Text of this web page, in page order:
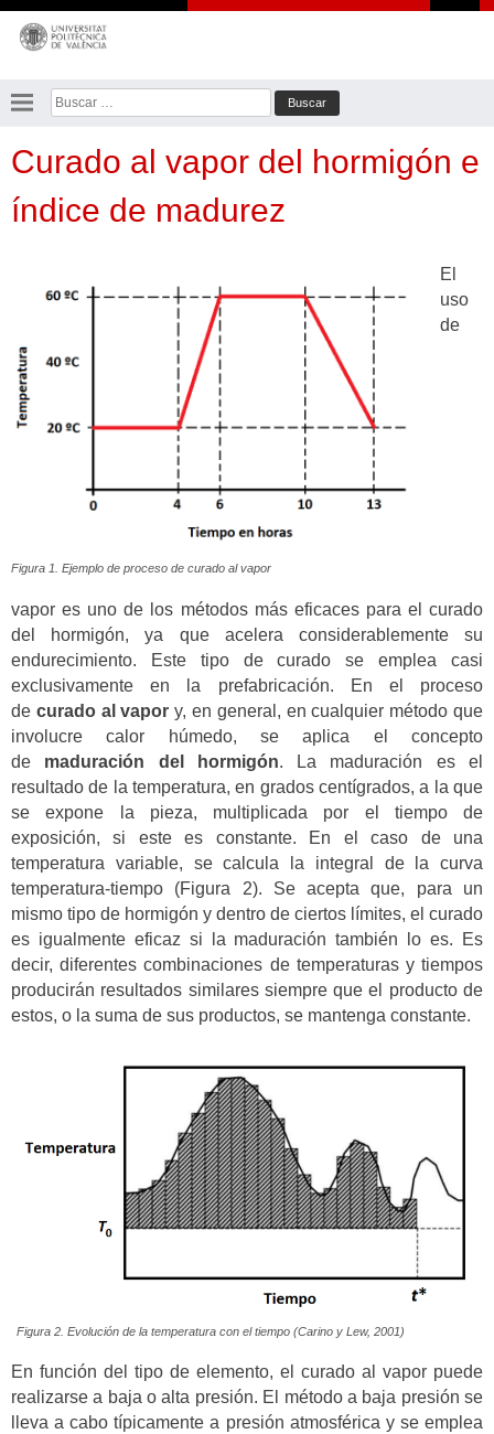
Saltar
contenido
Buscar:
Curado al vapor del hormigón e
índice de madurez
Figura 1. Ejemplo de proceso de curado al vapor
El
uso
de
vapor es uno de los métodos más eficaces para el curado
del hormigón, ya que acelera considerablemente su
endurecimiento. Este tipo de curado se emplea casi
exclusivamente en la prefabricación.
En el proceso
de curado al vapor y, en general, en cualquier método que
involucre calor húmedo, se aplica el concepto
de maduración del hormigón. La maduración es el
resultado de la temperatura, en grados centígrados, a la que
se expone la pieza, multiplicada por el tiempo de
exposición, si este es constante. En el caso de una
temperatura variable, se calcula la integral de la curva
temperatura-tiempo (Figura 2). Se acepta que, para un
mismo tipo de hormigón y dentro de ciertos límites, el curado
es igualmente eficaz si la maduración también lo es. Es
decir, diferentes combinaciones de temperaturas y tiempos
producirán resultados similares siempre que el producto de
estos, o la suma de sus productos, se mantenga constante.
Figura 2. Evolución de la temperatura con el tiempo (Carino y Lew, 2001)
En función del tipo de elemento, el curado al vapor puede
realizarse a baja o alta presión. El método a baja presión se
lleva a cabo típicamente a presión atmosférica y se emplea